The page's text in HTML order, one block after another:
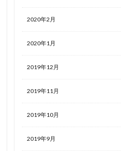
2020年2月
2020年1月
2019年12月
2019年11月
2019年10月
2019年9月